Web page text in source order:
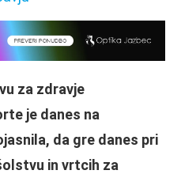
za zdravje
je danes na
da gre danes pri
in vrtcih za